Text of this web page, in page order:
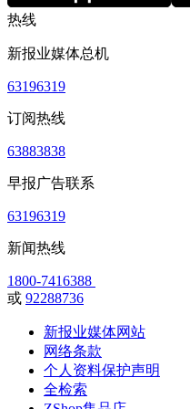
热线
新报业媒体总机
63196319
订阅热线
63883838
早报广告联系
63196319
新闻热线
1800-7416388
或 92288736
新报业媒体网站
网络条款
个人资料保护声明
全检索